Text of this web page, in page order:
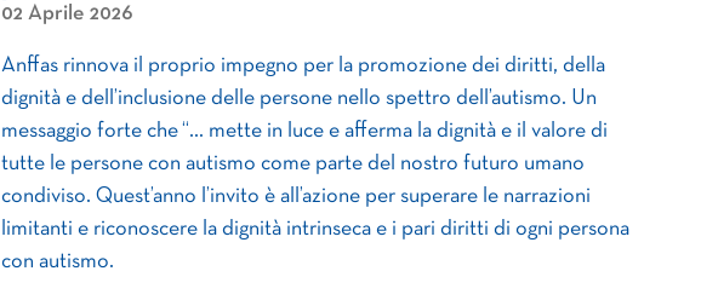
02 Aprile 2026
Anffas rinnova il proprio impegno per la promozione dei diritti, della
dignità e dell’inclusione delle persone nello spettro dell’autismo. Un
messaggio forte che “… mette in luce e afferma la dignità e il valore di
tutte le persone con autismo come parte del nostro futuro umano
condiviso. Quest’anno l’invito è all’azione per superare le narrazioni
limitanti e riconoscere la dignità intrinseca e i pari diritti di ogni persona
con autismo.